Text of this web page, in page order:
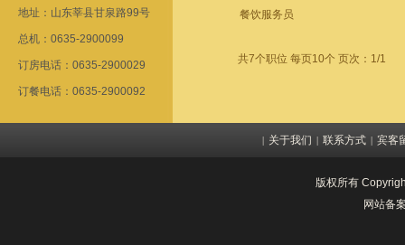
地址：山东莘县甘泉路99号
总机：0635-2900099
订房电话：0635-2900029
订餐电话：0635-2900092
餐饮服务员
共7个职位 每页10个 页次：1/1
| 关于我们 | 联系方式 | 宾客
版权所有
网站备